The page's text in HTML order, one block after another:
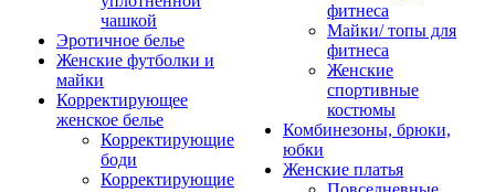
чашкой
Эротичное белье
Женские футболки и
майки
Корректирующее
женское белье
Корректирующие
боди
Корректирующие
фитнеса
Майки/ топы для
фитнеса
Женские
спортивные
костюмы
Комбинезоны, брюки,
юбки
Женские платья